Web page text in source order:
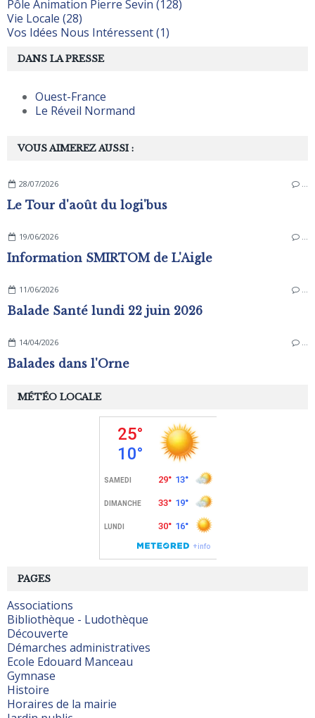
VOUS AIMEREZ AUSSI :
28/07/2026 …
Le Tour d'août du logi'bus
19/06/2026 …
Information SMIRTOM de L'Aigle
11/06/2026 …
Balade Santé lundi 22 juin 2026
14/04/2026 …
Balades dans l'Orne
PAGES
Associations
Bibliothèque - Ludothèque
Découverte
Démarches administratives
Ecole Edouard Manceau
Gymnase
Histoire
Horaires de la mairie
Pôle Animation Pierre Sevin (128)
Vie Locale (28)
Vos Idées Nous Intéressent (1)
MÉTÉO LOCALE
DANS LA PRESSE
Ouest-France
Le Réveil Normand